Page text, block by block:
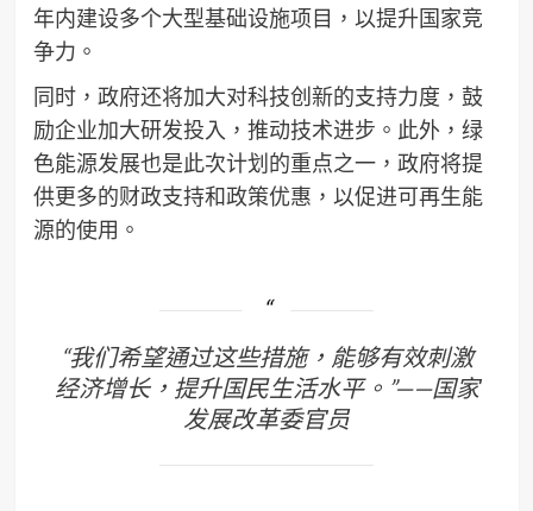
年内建设多个大型基础设施项目，以提升国家竞
争力。
同时，政府还将加大对科技创新的支持力度，鼓
励企业加大研发投入，推动技术进步。此外，绿
色能源发展也是此次计划的重点之一，政府将提
供更多的财政支持和政策优惠，以促进可再生能
源的使用。
“我们希望通过这些措施，能够有效刺激
经济增长，提升国民生活水平。”——国家
发展改革委官员